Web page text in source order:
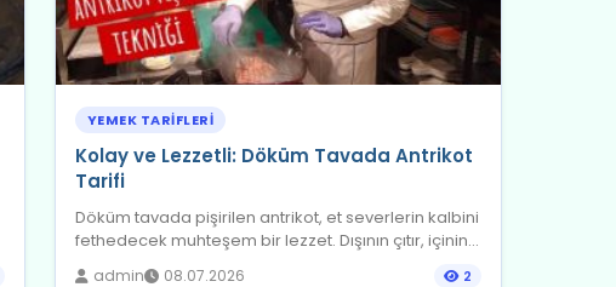
YEMEK TARIFLERI
Kolay ve Lezzetli: Döküm Tavada Antrikot
Tarifi
Döküm tavada pişirilen antrikot, et severlerin kalbini
fethedecek muhteşem bir lezzet. Dışının çıtır, içinin...
admin 08.07.2026 2